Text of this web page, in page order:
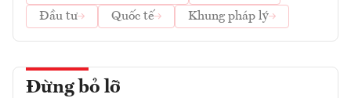
Đầu tư
Quốc tế Khung pháp lý
Đừng bỏ lỡ